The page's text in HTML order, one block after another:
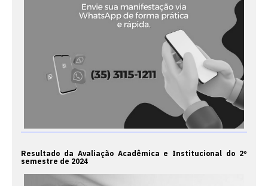
Resultado da Avaliação Acadêmica e Institucional do 2º
semestre de 2024